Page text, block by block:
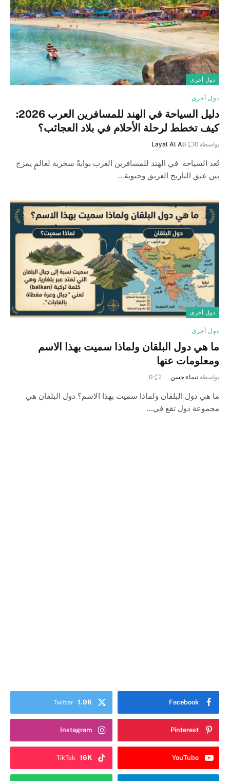
دول أخرى
دول أخرى
دليل السياحة في الهند للمسافرين العرب 2026:
كيف تخطط لرحلة الأحلام في بلاد العجائب؟
بواسطة Layal Al Ali 0
تُعد السياحة في الهند للمسافرين العرب بوابةً سحرية لعالمٍ يمزج
بين عبق التاريخ العريق وحيوية…
دول أخرى
دول أخرى
ما هي دول البلقان ولماذا سميت بهذا الاسم
ومعلومات عنها
بواسطة تيماء حسن 0
ما هي دول البلقان ولماذا سميت بهذا الاسم؟ دول البلقان هي
مجموعة دول تقع في…
Facebook
Twitter 1.9K
Pinterest
Instagram
YouTube
TikTok 16K